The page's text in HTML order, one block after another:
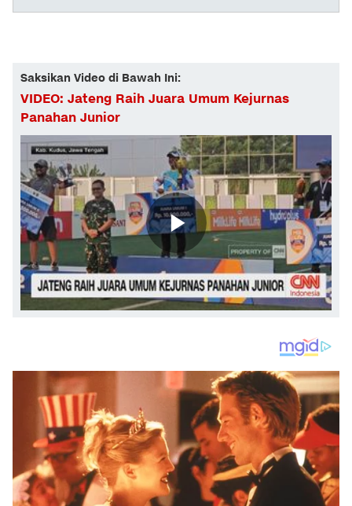
Saksikan Video di Bawah Ini:
VIDEO: Jateng Raih Juara Umum Kejurnas
Panahan Junior